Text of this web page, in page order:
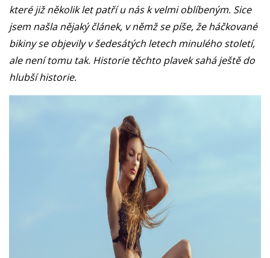
které již několik let patří u nás k velmi oblíbeným. Sice
jsem našla nějaký článek, v němž se píše, že háčkované
bikiny se objevily v šedesátých letech minulého století,
ale není tomu tak. Historie těchto plavek sahá ještě do
hlubší historie.